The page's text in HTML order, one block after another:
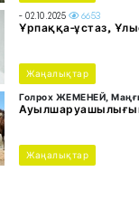
- 02.10.2025 6653
Ұрпаққа-ұстаз,
Жаңалықтар
Голрох ЖЕМЕНЕЙ,
Жаңалықтар